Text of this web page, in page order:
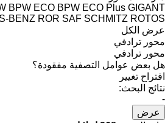
BPW ECO BPW ECO Plus GIGANT
BENZ ROR SAF SCHMITZ ROTOS
عرض الكل
محور ترادفي
محور ترادفي
هل بعض عوامل التصفية مفقودة؟
اقتراح تغيير
نتائج البحث:
-
عرض